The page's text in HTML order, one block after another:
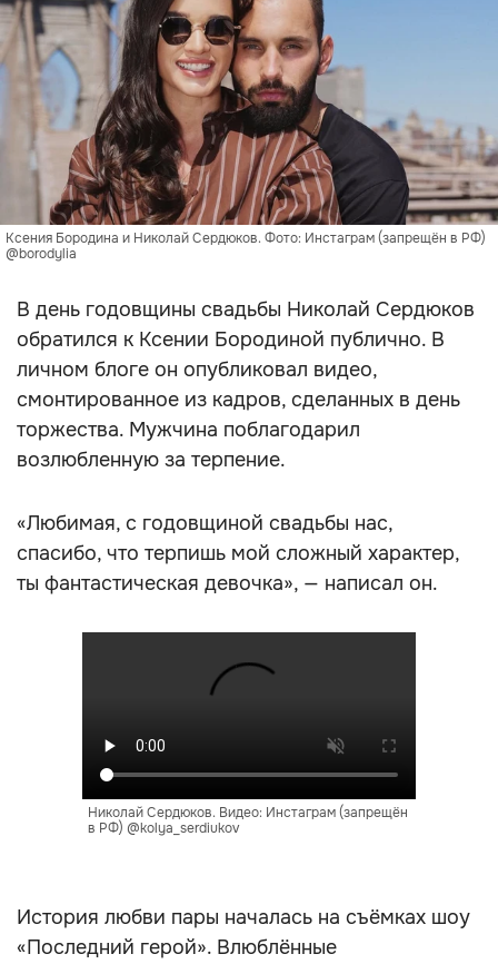
Ксения Бородина и Николай Сердюков. Фото: Инстаграм (запрещён в РФ)
@borodylia
В день годовщины свадьбы Николай Сердюков
обратился к Ксении Бородиной публично. В
личном блоге он опубликовал видео,
смонтированное из кадров, сделанных в день
торжества. Мужчина поблагодарил
возлюбленную за терпение.
«Любимая, с годовщиной свадьбы нас,
спасибо, что терпишь мой сложный характер,
ты фантастическая девочка», — написал он.
Николай Сердюков. Видео: Инстаграм (запрещён
в РФ) @kolya_serdiukov
История любви пары началась на съёмках шоу
«Последний герой». Влюблённые